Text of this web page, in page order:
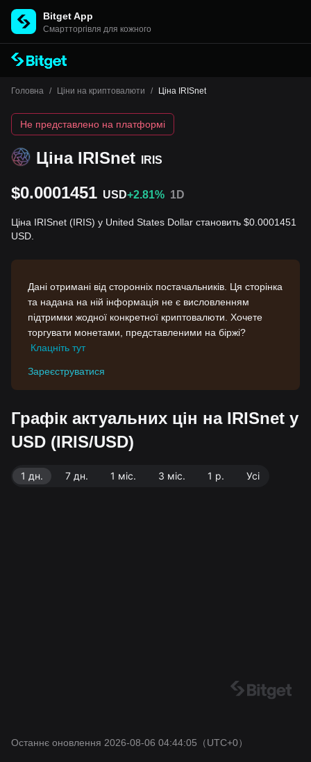
Bitget App
Cмартторгівля для кожного
Головна / Ціни на криптовалюти / Ціна IRISnet
Ціна IRISnet IRIS
Не представлено на платформі
$0.0001451 USD+2.81% 1D
Ціна IRISnet (IRIS) у United States Dollar становить $0.0001451
USD.
Дані отримані від сторонніх постачальників. Ця сторінка
та надана на ній інформація не є висловленням
підтримки жодної конкретної криптовалюти. Хочете
торгувати монетами, представленими на біржі?
Клацніть тут
Зареєструватися
Графік актуальних цін на IRISnet у
USD (IRIS/USD)
1 дн. 7 дн. 1 міс. 3 міс. 1 р. Усі
Останнє оновлення 2026-08-06 04:44:05 （UTC+0）